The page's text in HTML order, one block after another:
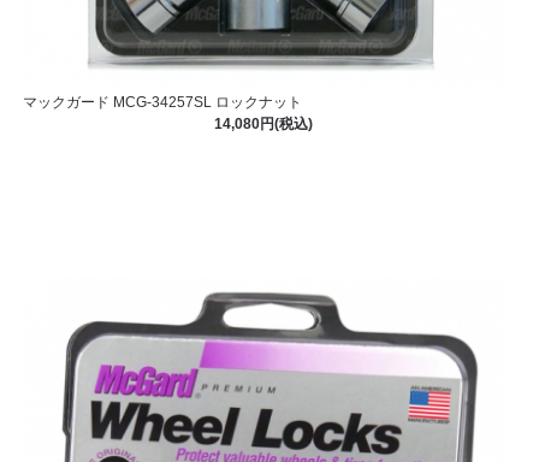
マックガード MCG-34257SL ロックナット
14,080円(税込)